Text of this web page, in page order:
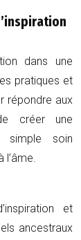
dans une
pratiques et
répondre aux
créer une
simple soin
l’âme.
et
ancestraux